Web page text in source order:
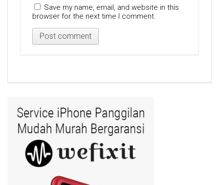
Save my name, email, and website in this
browser for the next time I comment.